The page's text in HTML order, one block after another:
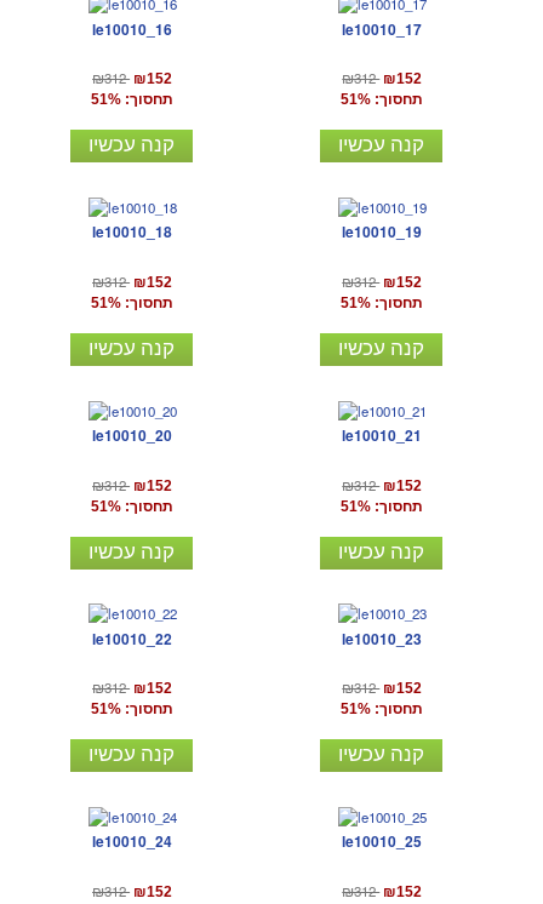
le10010_16
₪312 ₪152
תחסוך: 51%
קנה עכשיו
le10010_17
₪312 ₪152
תחסוך: 51%
קנה עכשיו
le10010_18
₪312 ₪152
תחסוך: 51%
קנה עכשיו
le10010_19
₪312 ₪152
תחסוך: 51%
קנה עכשיו
le10010_20
₪312 ₪152
תחסוך: 51%
קנה עכשיו
le10010_21
₪312 ₪152
תחסוך: 51%
קנה עכשיו
le10010_22
₪312 ₪152
תחסוך: 51%
קנה עכשיו
le10010_23
₪312 ₪152
תחסוך: 51%
קנה עכשיו
le10010_24
₪312 ₪152
le10010_25
₪312 ₪152